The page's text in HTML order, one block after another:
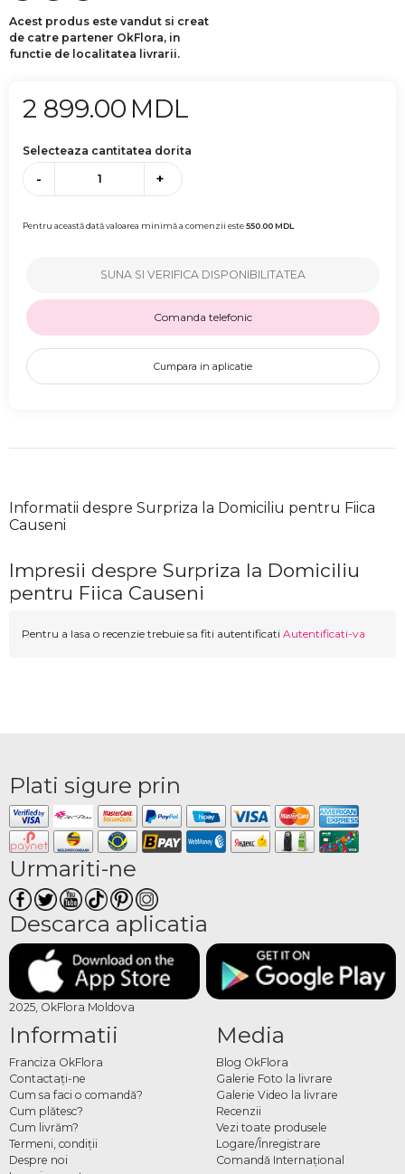
Acest produs este vandut si creat
de catre partener OkFlora, in
functie de localitatea livrarii.
2 899.00 MDL
Selecteaza cantitatea dorita
- +
Pentru această dată valoarea minimă a comenzii este550.00MDL
SUNA SI VERIFICA DISPONIBILITATEA
Comanda telefonic
Cumpara in aplicatie
Informatii despre Surpriza la Domiciliu pentru Fiica
Causeni
Impresii despre Surpriza la Domiciliu
pentru Fiica Causeni
Pentru a lasa o recenzie trebuie sa fiti autentificati Autentificati-va
Plati sigure prin
Urmariti-ne
Descarca aplicatia
2025, OkFlora Moldova
Informatii
Franciza OkFlora
Contactaţi-ne
Cum sa faci o comandă?
Cum plătesc?
Cum livrăm?
Termeni, condiţii
Despre noi
Media
Blog OkFlora
Galerie Foto la livrare
Galerie Video la livrare
Recenzii
Vezi toate produsele
Logare/Înregistrare
Comandă Internațional